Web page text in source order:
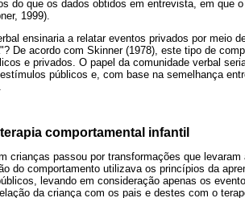
do que os dados obtidos em entrevista, em que
1999).
ensinaria a relatar eventos privados por meio
De acordo com Skinner (1978), este tipo de
e privados. O papel da comunidade verbal
públicos e, com base na semelhança
comportamental infantil
crianças passou por transformações que
do comportamento utilizava os princípios da
levando em consideração apenas os
da criança com os pais e destes com o